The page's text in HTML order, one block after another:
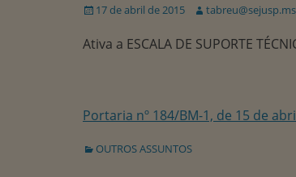
Publicado
17 de abril de 2015 Autor:
tabreu@sejusp.ms
Ativa a ESCALA DE SUPORTE
Portaria nº 184/BM-1, de 15 de
Categorias:
OUTROS ASSUNTOS